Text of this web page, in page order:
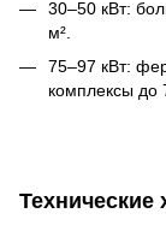
30–50 кВт:
м².
75–97 кВт:
комплексы до
Технические